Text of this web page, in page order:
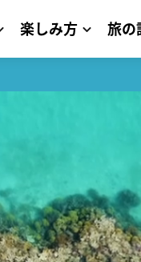
楽しみ方 旅の